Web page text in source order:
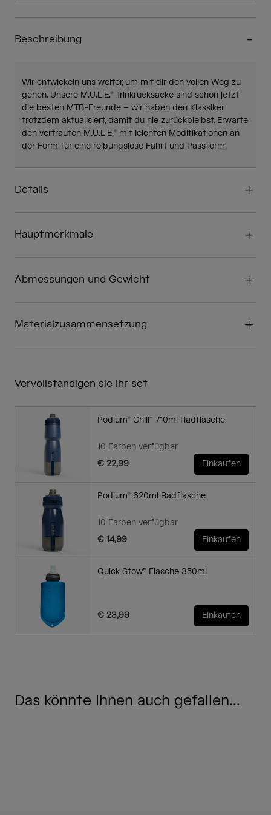
Beschreibung
Wir entwickeln uns weiter, um mit dir den vollen Weg zu
gehen. Unsere M.U.L.E.® Trinkrucksäcke sind schon jetzt
die besten MTB-Freunde – wir haben den Klassiker
trotzdem aktualisiert, damit du nie zurückbleibst. Erwarte
den vertrauten M.U.L.E.® mit leichten Modifikationen an
der Form für eine reibungslose Fahrt und Passform.
Details
Hauptmerkmale
Abmessungen und Gewicht
Materialzusammensetzung
Vervollständigen sie ihr set
Podium® Chill™ 710ml Radflasche
10 Farben verfügbar
€ 22,99
Einkaufen
Podium® 620ml Radflasche
10 Farben verfügbar
€ 14,99
Einkaufen
Quick Stow™ Flasche 350ml
€ 23,99 Einkaufen
Das könnte Ihnen auch gefallen...